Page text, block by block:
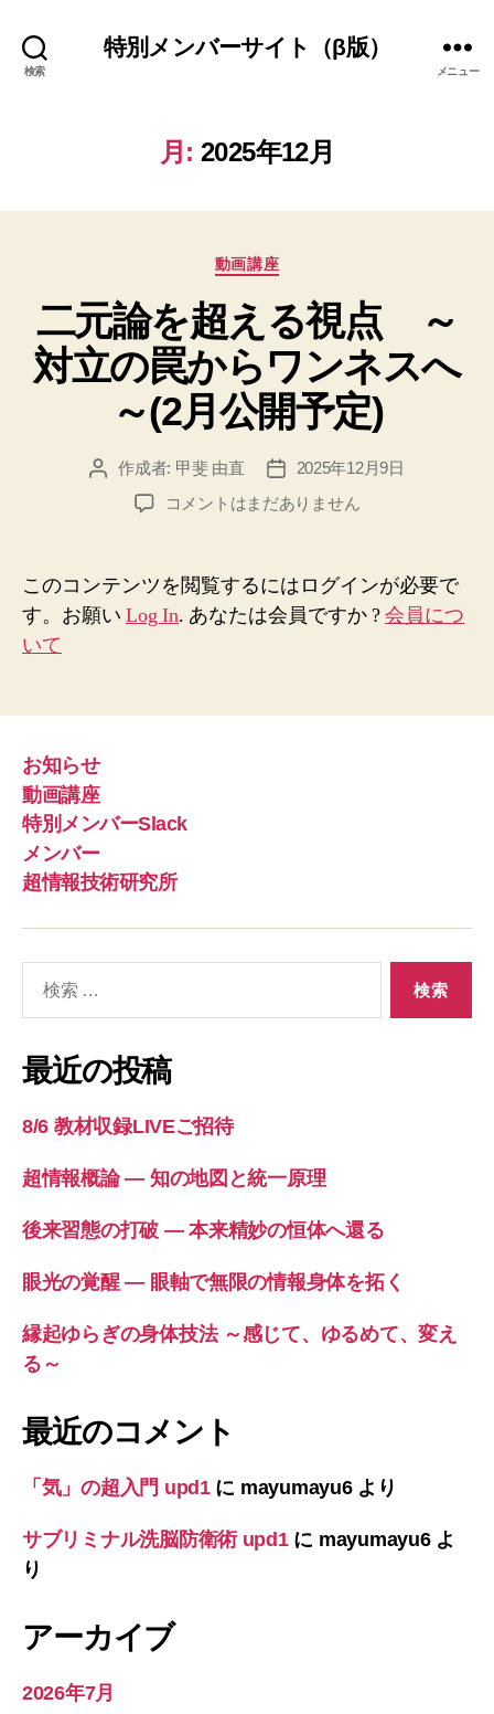
検索
特別メンバーサイト（β版）
メニュー
月: 2025年12月
カ
ゴ
リ
ー
動画講座
二元論を超える視点 ～
対立の罠からワンネスへ
～(2月公開予定)
投 作成者: 甲斐 由直
投
稿
日
2025年12月9日
二
を
超
え
～
罠
ワ
ス
月
公
予
へ
コメントはまだありません
このコンテンツを閲覧するにはログインが必要で
す。お願い Log In. あなたは会員ですか ?会員につ
いて
お知らせ
動画講座
特別メンバーSlack
メンバー
超情報技術研究所
象:
最近の投稿
8/6 教材収録LIVEご招待
超情報概論 ― 知の地図と統一原理
後来習態の打破 ― 本来精妙の恒体へ還る
眼光の覚醒 ― 眼軸で無限の情報身体を拓く
縁起ゆらぎの身体技法 ～感じて、ゆるめて、変え
る～
最近のコメント
「気」の超入門 upd1に mayumayu6より
サブリミナル洗脳防衛術 upd1に mayumayu6よ
り
アーカイブ
2026年7月